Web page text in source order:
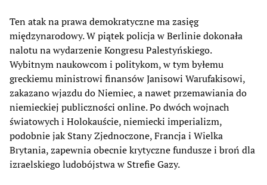
Ten atak na prawa demokratyczne ma zasięg
międzynarodowy. W piątek policja w Berlinie dokonała
nalotu na wydarzenie Kongresu Palestyńskiego.
Wybitnym naukowcom i politykom, w tym byłemu
greckiemu ministrowi finansów Janisowi Warufakisowi,
zakazano wjazdu do Niemiec, a nawet przemawiania do
niemieckiej publiczności online. Po dwóch wojnach
światowych i Holokauście, niemiecki imperializm,
podobnie jak Stany Zjednoczone, Francja i Wielka
Brytania, zapewnia obecnie krytyczne fundusze i broń dla
izraelskiego ludobójstwa w Strefie Gazy.